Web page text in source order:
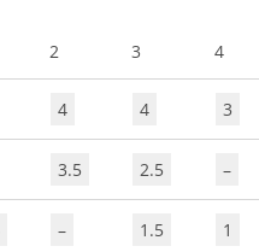
2 3 4
4 4 3
3.5 2.5 –
– 1.5 1